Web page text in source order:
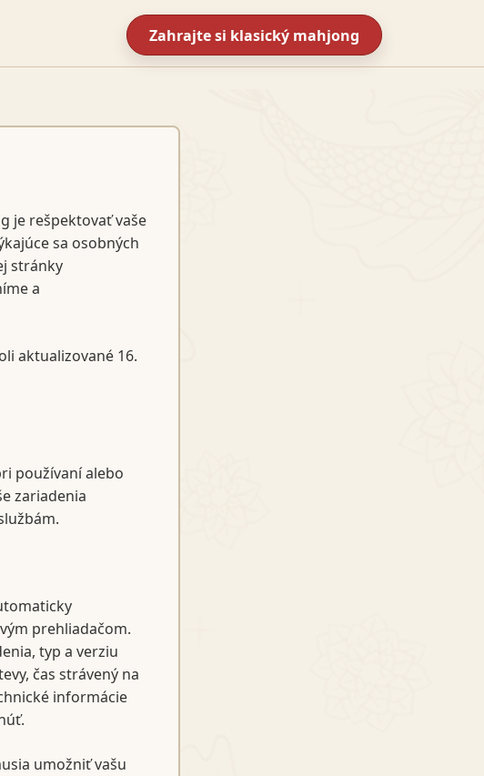
Zahrajte si klasický mahjong
je rešpektovať vaše
sa osobných
stránky
a
aktualizované 16.
používaní alebo
zariadenia
prehliadačom.
typ a verziu
čas strávený na
informácie
umožniť vašu